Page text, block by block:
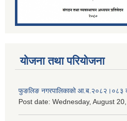
योजना तथा परियोजना
फुङलिङ नगरपालिकाको आ.ब.२०८२।०८३
Post date: Wednesday, August